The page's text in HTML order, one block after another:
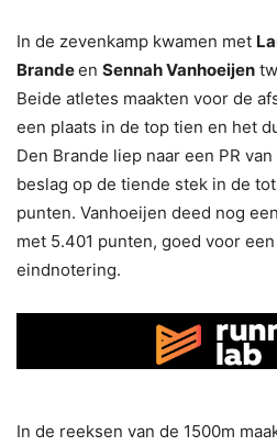
In de zevenkamp kwamen met
Brandeen Sennah Vanhoeijen
Beide atletes maakten voor de
een plaats in de top tien en het
Den Brande liep naar een PR van
beslag op de tiende stek in de
punten. Vanhoeijen deed nog
met 5.401 punten, goed voor
eindnotering.
In de reeksen van de 1500m